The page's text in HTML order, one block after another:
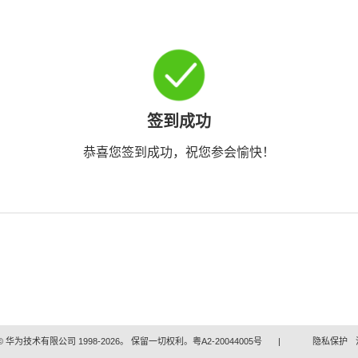
签到成功
恭喜您签到成功，祝您参会愉快！
华为技术有限公司 1998-2026。 保留一切权利。粤A2-20044005号 | 隐私保护